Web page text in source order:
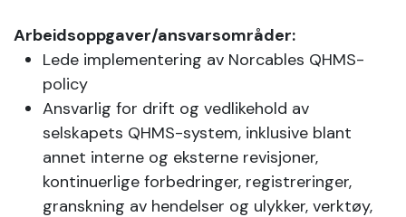
Arbeidsoppgaver/ansvarsområder:
Lede implementering av Norcables QHMS-
policy
Ansvarlig for drift og vedlikehold av
selskapets QHMS-system, inklusive blant
annet interne og eksterne revisjoner,
kontinuerlige forbedringer, registreringer,
granskning av hendelser og ulykker, verktøy,